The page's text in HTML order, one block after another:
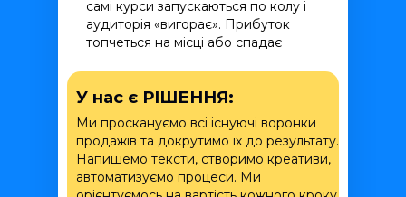
У нас є РІШЕННЯ:
Ми проскануємо всі існуючі воронки
продажів та докрутимо їх до результату.
Напишемо тексти, створимо креативи,
автоматизуємо процеси. Ми
самі курси запускаються по колу і
аудиторія «вигорає». Прибуток
топчеться на місці або спадає